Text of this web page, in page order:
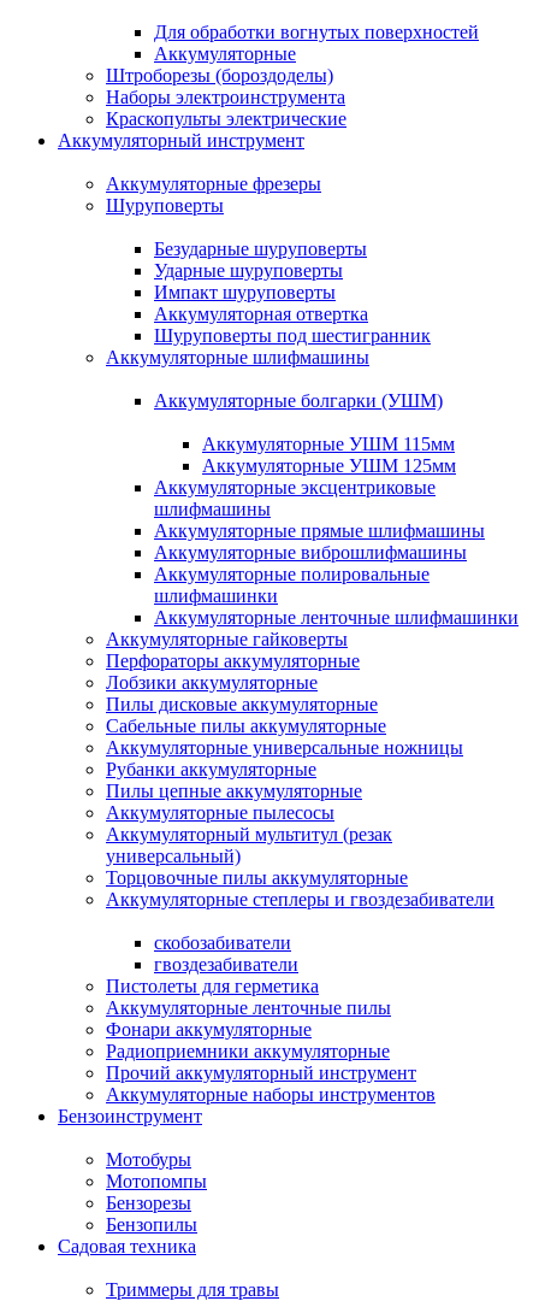
Для обработки вогнутых поверхностей
Аккумуляторные
Штроборезы (бороздоделы)
Наборы электроинструмента
Краскопульты электрические
Аккумуляторный инструмент
Аккумуляторные фрезеры
Шуруповерты
Безударные шуруповерты
Ударные шуруповерты
Импакт шуруповерты
Аккумуляторная отвертка
Шуруповерты под шестигранник
Аккумуляторные шлифмашины
Аккумуляторные болгарки (УШМ)
Аккумуляторные УШМ 115мм
Аккумуляторные УШМ 125мм
Аккумуляторные эксцентриковые
шлифмашины
Аккумуляторные прямые шлифмашины
Аккумуляторные виброшлифмашины
Аккумуляторные полировальные
шлифмашинки
Аккумуляторные ленточные шлифмашинки
Аккумуляторные гайковерты
Перфораторы аккумуляторные
Лобзики аккумуляторные
Пилы дисковые аккумуляторные
Сабельные пилы аккумуляторные
Аккумуляторные универсальные ножницы
Рубанки аккумуляторные
Пилы цепные аккумуляторные
Аккумуляторные пылесосы
Аккумуляторный мультитул (резак
универсальный)
Торцовочные пилы аккумуляторные
Аккумуляторные степлеры и гвоздезабиватели
скобозабиватели
гвоздезабиватели
Пистолеты для герметика
Аккумуляторные ленточные пилы
Фонари аккумуляторные
Радиоприемники аккумуляторные
Прочий аккумуляторный инструмент
Аккумуляторные наборы инструментов
Бензоинструмент
Мотобуры
Мотопомпы
Бензорезы
Бензопилы
Садовая техника
Триммеры для травы